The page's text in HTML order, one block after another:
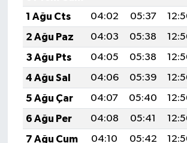
1 Ağu Cts
04:02 05:37
2 Ağu Paz
04:03 05:38
3 Ağu Pts
04:05 05:38
4 Ağu Sal
04:06 05:39
5 Ağu Çar
04:07 05:40
6 Ağu Per
04:08 05:41
7 Ağu Cum
04:10 05:42